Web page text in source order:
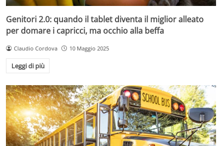
Genitori 2.0: quando il tablet diventa il miglior alleato
per domare i capricci, ma occhio alla beffa
Claudio Cordova 10 Maggio 2025
Leggi di più